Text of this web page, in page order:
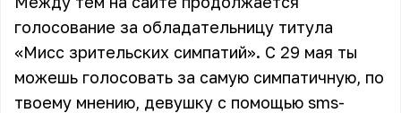
голосование за обладательницу титула
«Мисс зрительских симпатий». С 29 мая ты
можешь голосовать за самую симпатичную, по
твоему мнению, девушку с помощью sms-